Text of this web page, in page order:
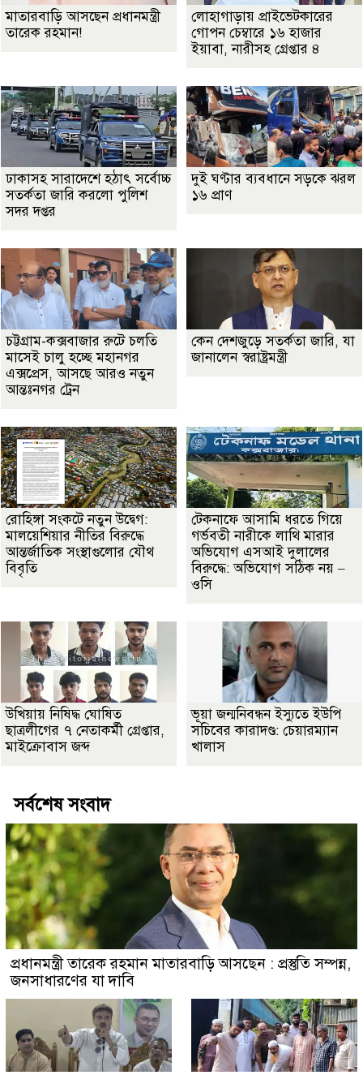
মাতারবাড়ি আসছেন প্রধানমন্ত্রী
তারেক রহমান!
লোহাগাড়ায় প্রাইভেটকারের
গোপন চেম্বারে ১৬ হাজার
ইয়াবা, নারীসহ গ্রেপ্তার ৪
ঢাকাসহ সারাদেশে হঠাৎ সর্বোচ্চ
সতর্কতা জা‌রি করলো পুলিশ
সদর দপ্তর
দুই ঘণ্টার ব্যবধানে সড়কে ঝরল
১৬ প্রাণ
চট্টগ্রাম-কক্সবাজার রুটে চলতি
মাসেই চালু হচ্ছে মহানগর
এক্সপ্রেস, আসছে আরও নতুন
আন্তঃনগর ট্রেন
কেন দেশজুড়ে সতর্কতা জারি, যা
জানালেন স্বরাষ্ট্রমন্ত্রী
রোহিঙ্গা সংকটে নতুন উদ্বেগ:
মালয়েশিয়ার নীতির বিরুদ্ধে
আন্তর্জাতিক সংস্থাগুলোর যৌথ
বিবৃতি
টেকনাফে আসামি ধরতে গিয়ে
গর্ভবতী নারীকে লাথি মারার
অভিযোগ এসআই দুলালের
বিরুদ্ধে: অভিযোগ সঠিক নয় –
ওসি
উখিয়ায় নিষিদ্ধ ঘোষিত
ছাত্রলীগের ৭ নেতাকর্মী গ্রেপ্তার,
মাইক্রোবাস জব্দ
ভূয়া জন্মনিবন্ধন ইস্যুতে ইউপি
সচিবের কারাদণ্ড: চেয়ারম্যান
খালাস
সর্বশেষ সংবাদ
প্রধানমন্ত্রী তারেক রহমান মাতারবাড়ি আসছেন : প্রস্তুতি সম্পন্ন,
জনসাধারণের যা দাবি